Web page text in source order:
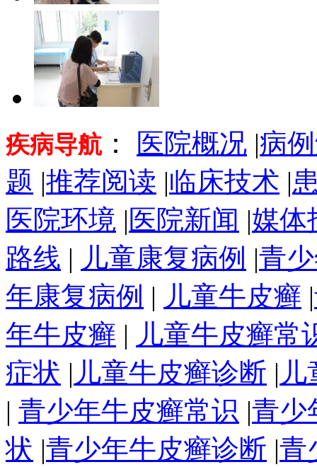
疾病导航： 医院概况 |病
题 |推荐阅读 |临床技术 |
医院环境 |医院新闻 |媒体
路线 | 儿童康复病例 |青
年康复病例 | 儿童牛皮癣 |
年牛皮癣 | 儿童牛皮癣常
症状 | 儿童牛皮癣诊断 |
| 青少年牛皮癣常识 |青少
状 |青少年牛皮癣诊断 |青